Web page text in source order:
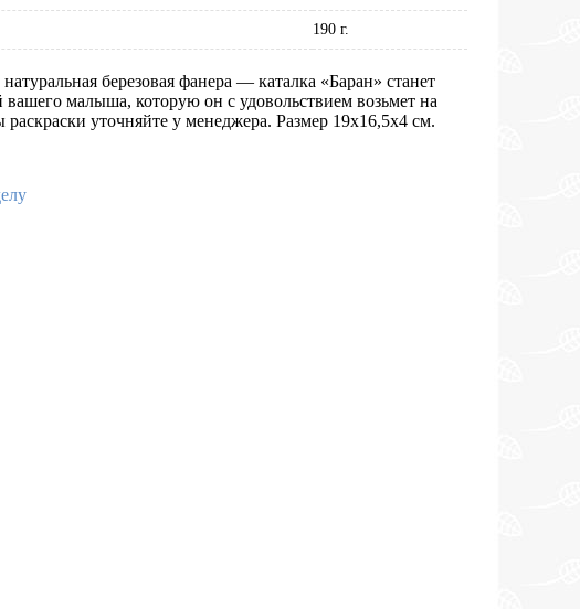
190 г.
березовая фанера — каталка «Баран» станет
малыша, которую он с удовольствием возьмет на
раскраски уточняйте у менеджера. Размер 19х16,5х4 см.